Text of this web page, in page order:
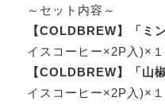
～セット内容～
【COLDBREW】「ミ
イスコーヒー×2P入)×１
【COLDBREW】「山
イスコーヒー×2P入)×１